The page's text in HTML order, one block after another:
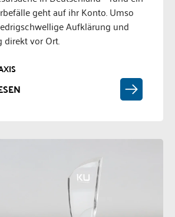
geht auf ihr Konto. Umso
Aufklärung und
direkt vor Ort.